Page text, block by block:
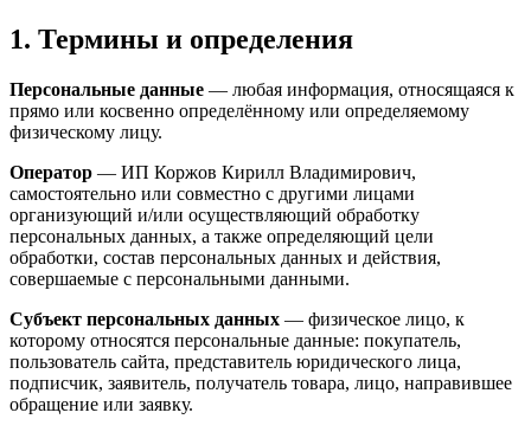
1. Термины и определения
Персональные данные — любая информация, относящаяся к
прямо или косвенно определённому или определяемому
физическому лицу.
Оператор — ИП Коржов Кирилл Владимирович,
самостоятельно или совместно с другими лицами
организующий и/или осуществляющий обработку
персональных данных, а также определяющий цели
обработки, состав персональных данных и действия,
совершаемые с персональными данными.
Субъект персональных данных — физическое лицо, к
которому относятся персональные данные: покупатель,
пользователь сайта, представитель юридического лица,
подписчик, заявитель, получатель товара, лицо, направившее
обращение или заявку.